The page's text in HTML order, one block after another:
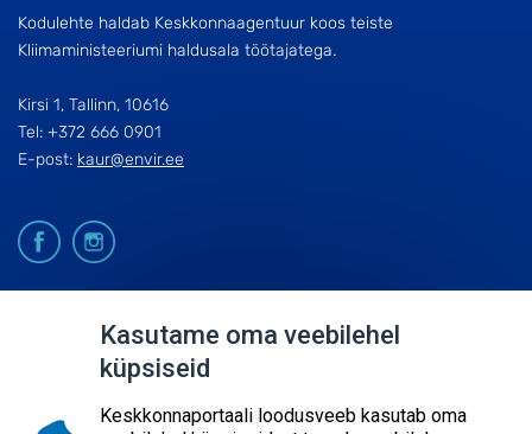
KESKKONNAAGENTUUR
Kodulehte haldab Keskkonnaagentuur koos teiste
Kliimaministeeriumi haldusala töötajatega.
Kirsi 1, Tallinn, 10616
Tel: +372 666 0901
E-post: kaur@envir.ee
Kasutame oma veebilehel
küpsiseid
Keskkonnaportaali loodusveeb kasutab oma